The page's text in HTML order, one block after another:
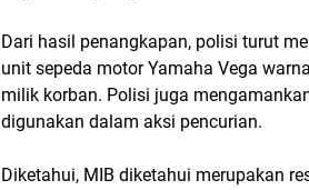
Dari hasil penangkapan, polisi turut
unit sepeda motor Yamaha Vega
milik korban. Polisi juga
digunakan dalam aksi pencurian.
Diketahui, MIB diketahui merupakan